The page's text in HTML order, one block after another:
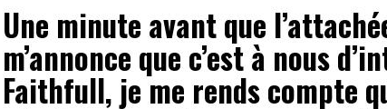
Une minute avant que
m’annonce que c’est à nous
Faithfull, je me rends compte